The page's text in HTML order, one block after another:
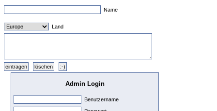
Name
Land
Admin Login
Benutzername